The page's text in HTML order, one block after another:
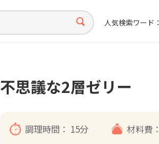
人気検索ワード：
不思議な2層ゼリー
調理時間： 15分 材料費：